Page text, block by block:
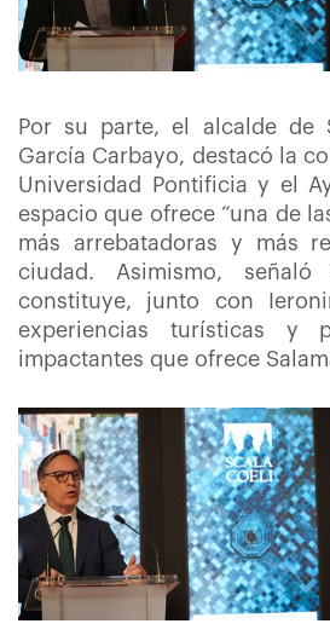
Por su parte, el alcalde de
García Carbayo, destacó la
Universidad Pontificia y el
espacio que ofrece “una de
más arrebatadoras y más
ciudad. Asimismo,
constituye, junto con
experiencias turísticas y
impactantes que ofrece